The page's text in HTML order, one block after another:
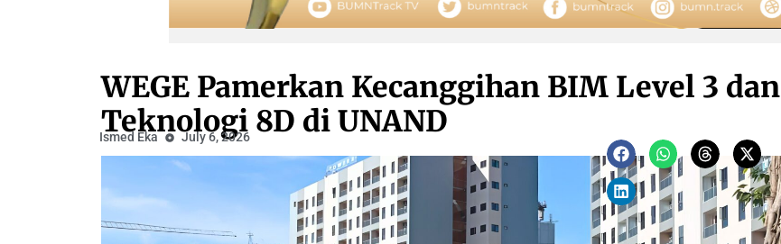
WEGE Pamerkan Kecanggihan BIM Level 3 dan
Teknologi 8D di UNAND
Ismed Eka July 6, 2026